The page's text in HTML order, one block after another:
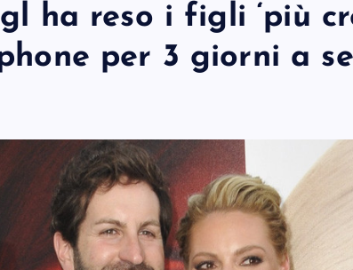
ha reso i figli ‘più
per 3 giorni a